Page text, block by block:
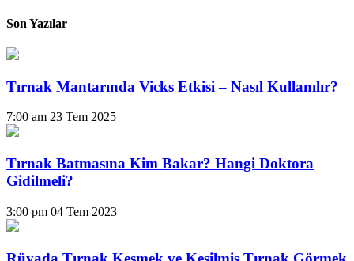
Son Yazılar
Tırnak Mantarında Vicks Etkisi – Nasıl Kullanılır?
7:00 am 23 Tem 2025
Tırnak Batmasına Kim Bakar? Hangi Doktora
Gidilmeli?
3:00 pm 04 Tem 2023